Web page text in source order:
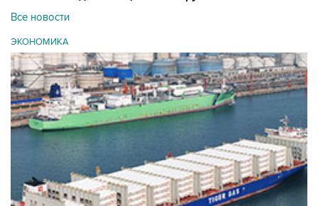
Все новости
ЭКОНОМИКА